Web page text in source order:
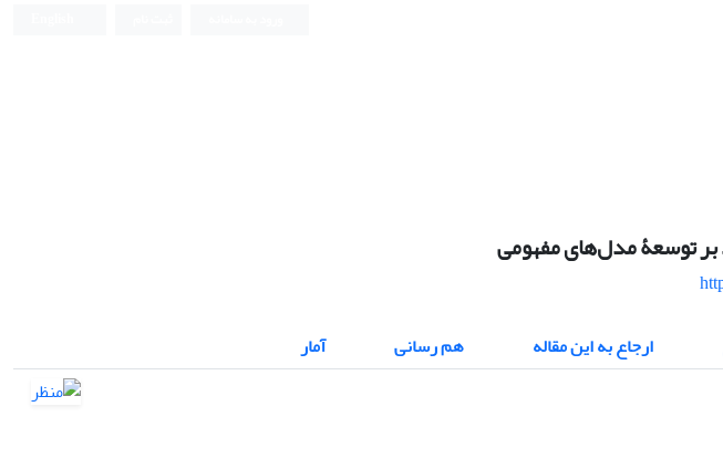
توسعۀ مدل‌های مفهومی
ارجاع به این مقاله هم رسانی
آمار